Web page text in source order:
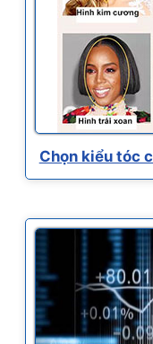
Chọn kiểu tóc